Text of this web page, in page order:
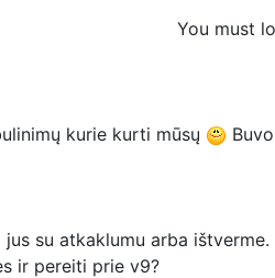
You must
kurie kurti mūsų
su atkaklumu arba
ir pereiti prie v9?